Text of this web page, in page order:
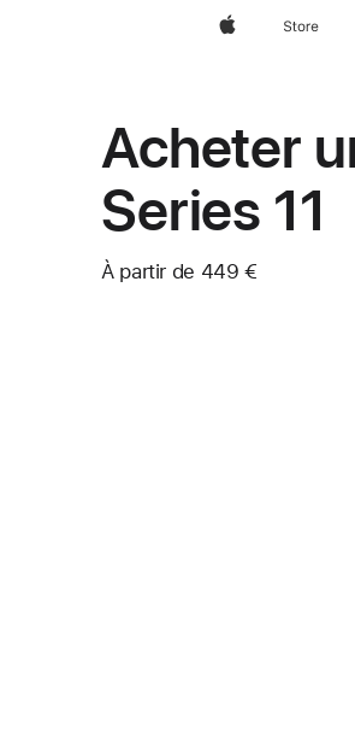
AppleStore
Acheter
Series 11
À partir de 449 €